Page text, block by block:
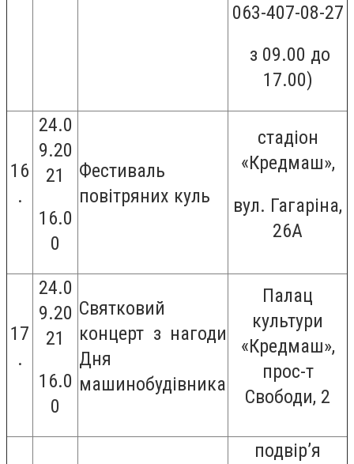
063-407-08-27
з 09.00 до
17.00)
16
.
24.0
9.20
21
16.0
0
Фестиваль
повітряних куль
стадіон
«Кредмаш»,
вул. Гагаріна,
26А
17
.
24.0
9.20
21
16.0
0
Святковий
концерт з нагоди
Дня
машинобудівника
Палац
культури
«Кредмаш»,
прос-т
Свободи, 2
подвір’я